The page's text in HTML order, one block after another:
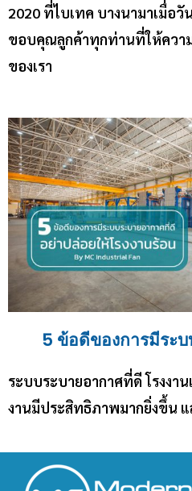
2020 ที่ไบเทค บางนามาเมื่อ
ขอบคุณลูกค้าทุกท่านที่ให้ควา
ของเรา
5 ข้อดีของการมีระ
ระบบระบายอากาศที่ดี โรงงา
งานมีประสิทธิภาพมากยิ่งขึ้น